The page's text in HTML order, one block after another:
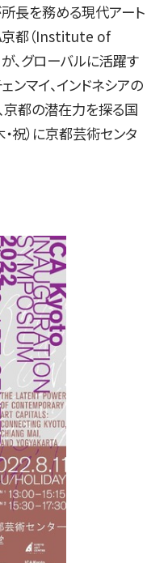
企業の方
한국어
座）
長を務める現代アート
京都（Institute of
グローバルに活躍す
ンマイ、インドネシアの
京都の潜在力を探る国
祝）に京都芸術センタ